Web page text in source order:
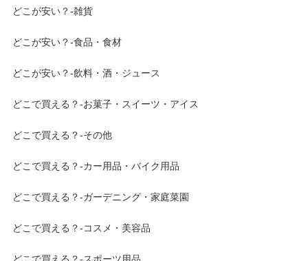
どこが安い？-雑貨
どこが安い？-食品・食材
どこが安い？-飲料・酒・ジュース
どこで買える？-お菓子・スイーツ・アイス
どこで買える？-その他
どこで買える？-カー用品・バイク用品
どこで買える？-ガーデニング・家庭菜園
どこで買える？-コスメ・美容品
どこで買える？-スポーツ用品